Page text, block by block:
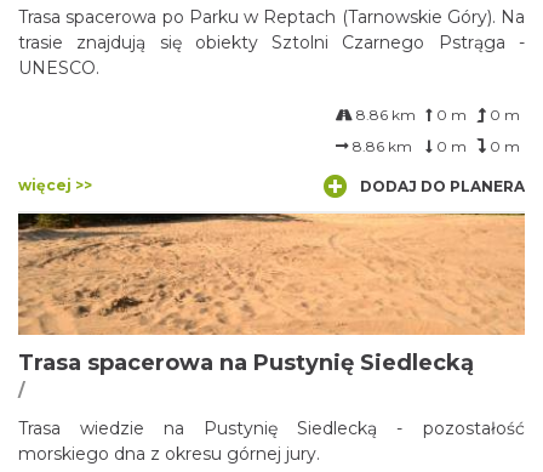
Trasa spacerowa po Parku w Reptach (Tarnowskie Góry). Na
trasie znajdują się obiekty Sztolni Czarnego Pstrąga -
UNESCO.
8.86 km 0 m
0 m
8.86 km
0 m 0 m
więcej >> DODAJ DO PLANERA
Trasa spacerowa na Pustynię Siedlecką
/
Trasa wiedzie na Pustynię Siedlecką - pozostałość
morskiego dna z okresu górnej jury.